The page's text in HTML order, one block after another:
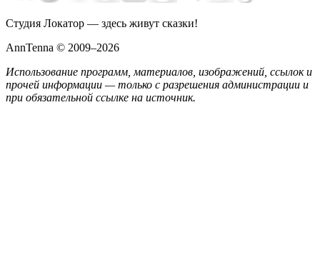
Студия Локатор — здесь живут сказки!
AnnTenna © 2009–2026
Использование программ, материалов, изображений, ссылок и
прочей информации — только с разрешения администрации и
при обязательной ссылке на источник.